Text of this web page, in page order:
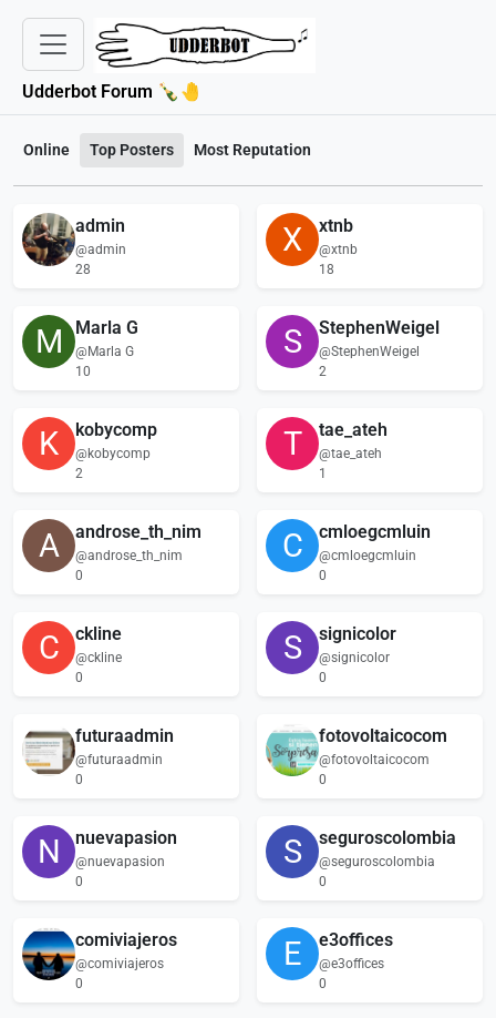
Udderbot Forum 🍾🤚
Online Top Posters Most Reputation
admin
@admin
28
X xtnb
@xtnb
18
M Marla G
@Marla G
10
S StephenWeigel
@StephenWeigel
2
K kobycomp
@kobycomp
2
T tae_ateh
@tae_ateh
1
A androse_th_nim
@androse_th_nim
0
C cmloegcmluin
@cmloegcmluin
0
C ckline
@ckline
0
S signicolor
@signicolor
0
futuraadmin
@futuraadmin
0
fotovoltaicocom
@fotovoltaicocom
0
N nuevapasion
@nuevapasion
0
S seguroscolombia
@seguroscolombia
0
comiviajeros
@comiviajeros
0
E e3offices
@e3offices
0